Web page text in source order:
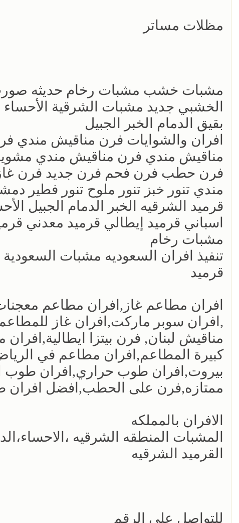
مظلات مساتر
مشبات خشب مشبات رخام حديثه
الخشبي جديد مشبات الشرقية الأحساء
بقيق الدمام الخبر الجبيل
افران والشوايات فرن مناقيش مندي
مناقيش مندي فرن مناقيش مندي
فرن حطب فرن فحم فرن جديد فرن
مندي تنور خبز تنور ملوح تنور فطير
قرميد الشرقيه الخبر الدمام الجبيل
اسباني قرميد إيطالي قرميد معدني
مشبات رخام
تنفيذ افران السعوديه مشبات
قرميد
افران مطاعم غاز,افران مطاعم
,افران سوبر ماركت,افران غاز
مناقيش لبنان, فرن بيتزا
كبيرة المطاعم,افران مطاعم في
بيروت,افران طوب حراري,افران طوب
ممتازه,فرن على الحطب,افضل
الافران بالمملكه
المشبات المنطقه الشرقيه
القرميد الشرقيه
للتواصل على الرقم